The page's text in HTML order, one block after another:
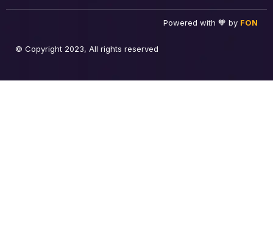
Powered with 🧡 by FON
© Copyright 2023, All rights reserved